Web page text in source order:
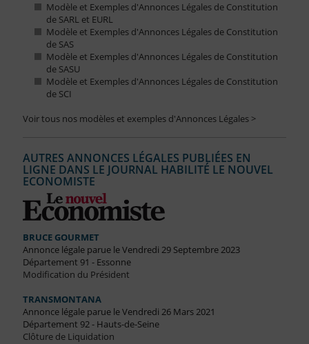
Modèle et Exemples d'Annonces Légales de Constitution
de SARL et EURL
Modèle et Exemples d'Annonces Légales de Constitution
de SAS
Modèle et Exemples d'Annonces Légales de Constitution
de SASU
Modèle et Exemples d'Annonces Légales de Constitution
de SCI
Voir tous nos modèles et exemples d'Annonces Légales >
AUTRES ANNONCES LÉGALES PUBLIÉES EN
LIGNE DANS LE JOURNAL HABILITÉ LE NOUVEL
ECONOMISTE
BRUCE GOURMET
Annonce légale parue le Vendredi 29 Septembre 2023
Département 91 - Essonne
Modification du Président
TRANSMONTANA
Annonce légale parue le Vendredi 26 Mars 2021
Département 92 - Hauts-de-Seine
Clôture de Liquidation